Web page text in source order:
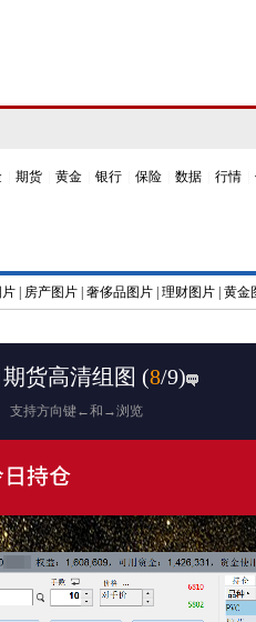
期货 黄金 银行 保险 数据 行情
房产图片 奢侈品图片 理财图片 黄金
货高清组图 (8/9)
支持方向键←和→浏览